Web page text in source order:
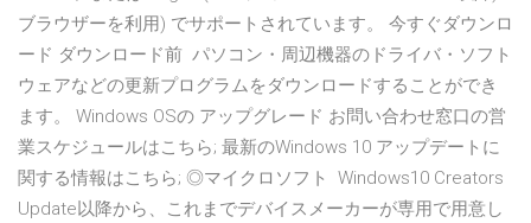
ブラウザーを利用) でサポートされています。 今すぐダウンロ
ード ダウンロード前 パソコン・周辺機器のドライバ・ソフト
ウェアなどの更新プログラムをダウンロードすることができ
ます。 Windows OSの アップグレード お問い合わせ窓口の営
業スケジュールはこちら; 最新のWindows 10 アップデートに
関する情報はこちら; ◎マイクロソフト Windows10 Creators
Update以降から、これまでデバイスメーカーが専用で用意し